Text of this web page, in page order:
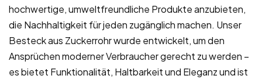
hochwertige, umweltfreundliche Produkte anzubieten,
die Nachhaltigkeit für jeden zugänglich machen. Unser
Besteck aus Zuckerrohr wurde entwickelt, um den
Ansprüchen moderner Verbraucher gerecht zu werden –
es bietet Funktionalität, Haltbarkeit und Eleganz und ist